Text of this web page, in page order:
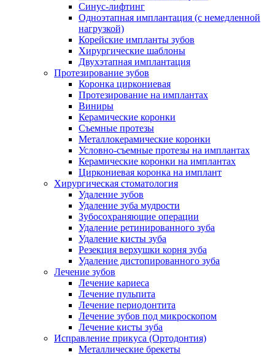
Синус-лифтинг
Одноэтапная имплантация (с немедленной
нагрузкой)
Корейские импланты зубов
Хирургические шаблоны
Двухэтапная имплантация
Протезирование зубов
Коронка циркониевая
Протезирование на имплантах
Виниры
Керамические коронки
Съемные протезы
Металлокерамические коронки
Условно-съемные протезы на имплантах
Керамические коронки на имплантах
Циркониевая коронка на имплант
Хирургическая стоматология
Удаление зубов
Удаление зуба мудрости
Зубосохраняющие операции
Удаление ретинированного зуба
Удаление кисты зуба
Резекция верхушки корня зуба
Удаление дистопированного зуба
Лечение зубов
Лечение кариеса
Лечение пульпита
Лечение периодонтита
Лечение зубов под микроскопом
Лечение кисты зуба
Исправление прикуса (Ортодонтия)
Металлические брекеты